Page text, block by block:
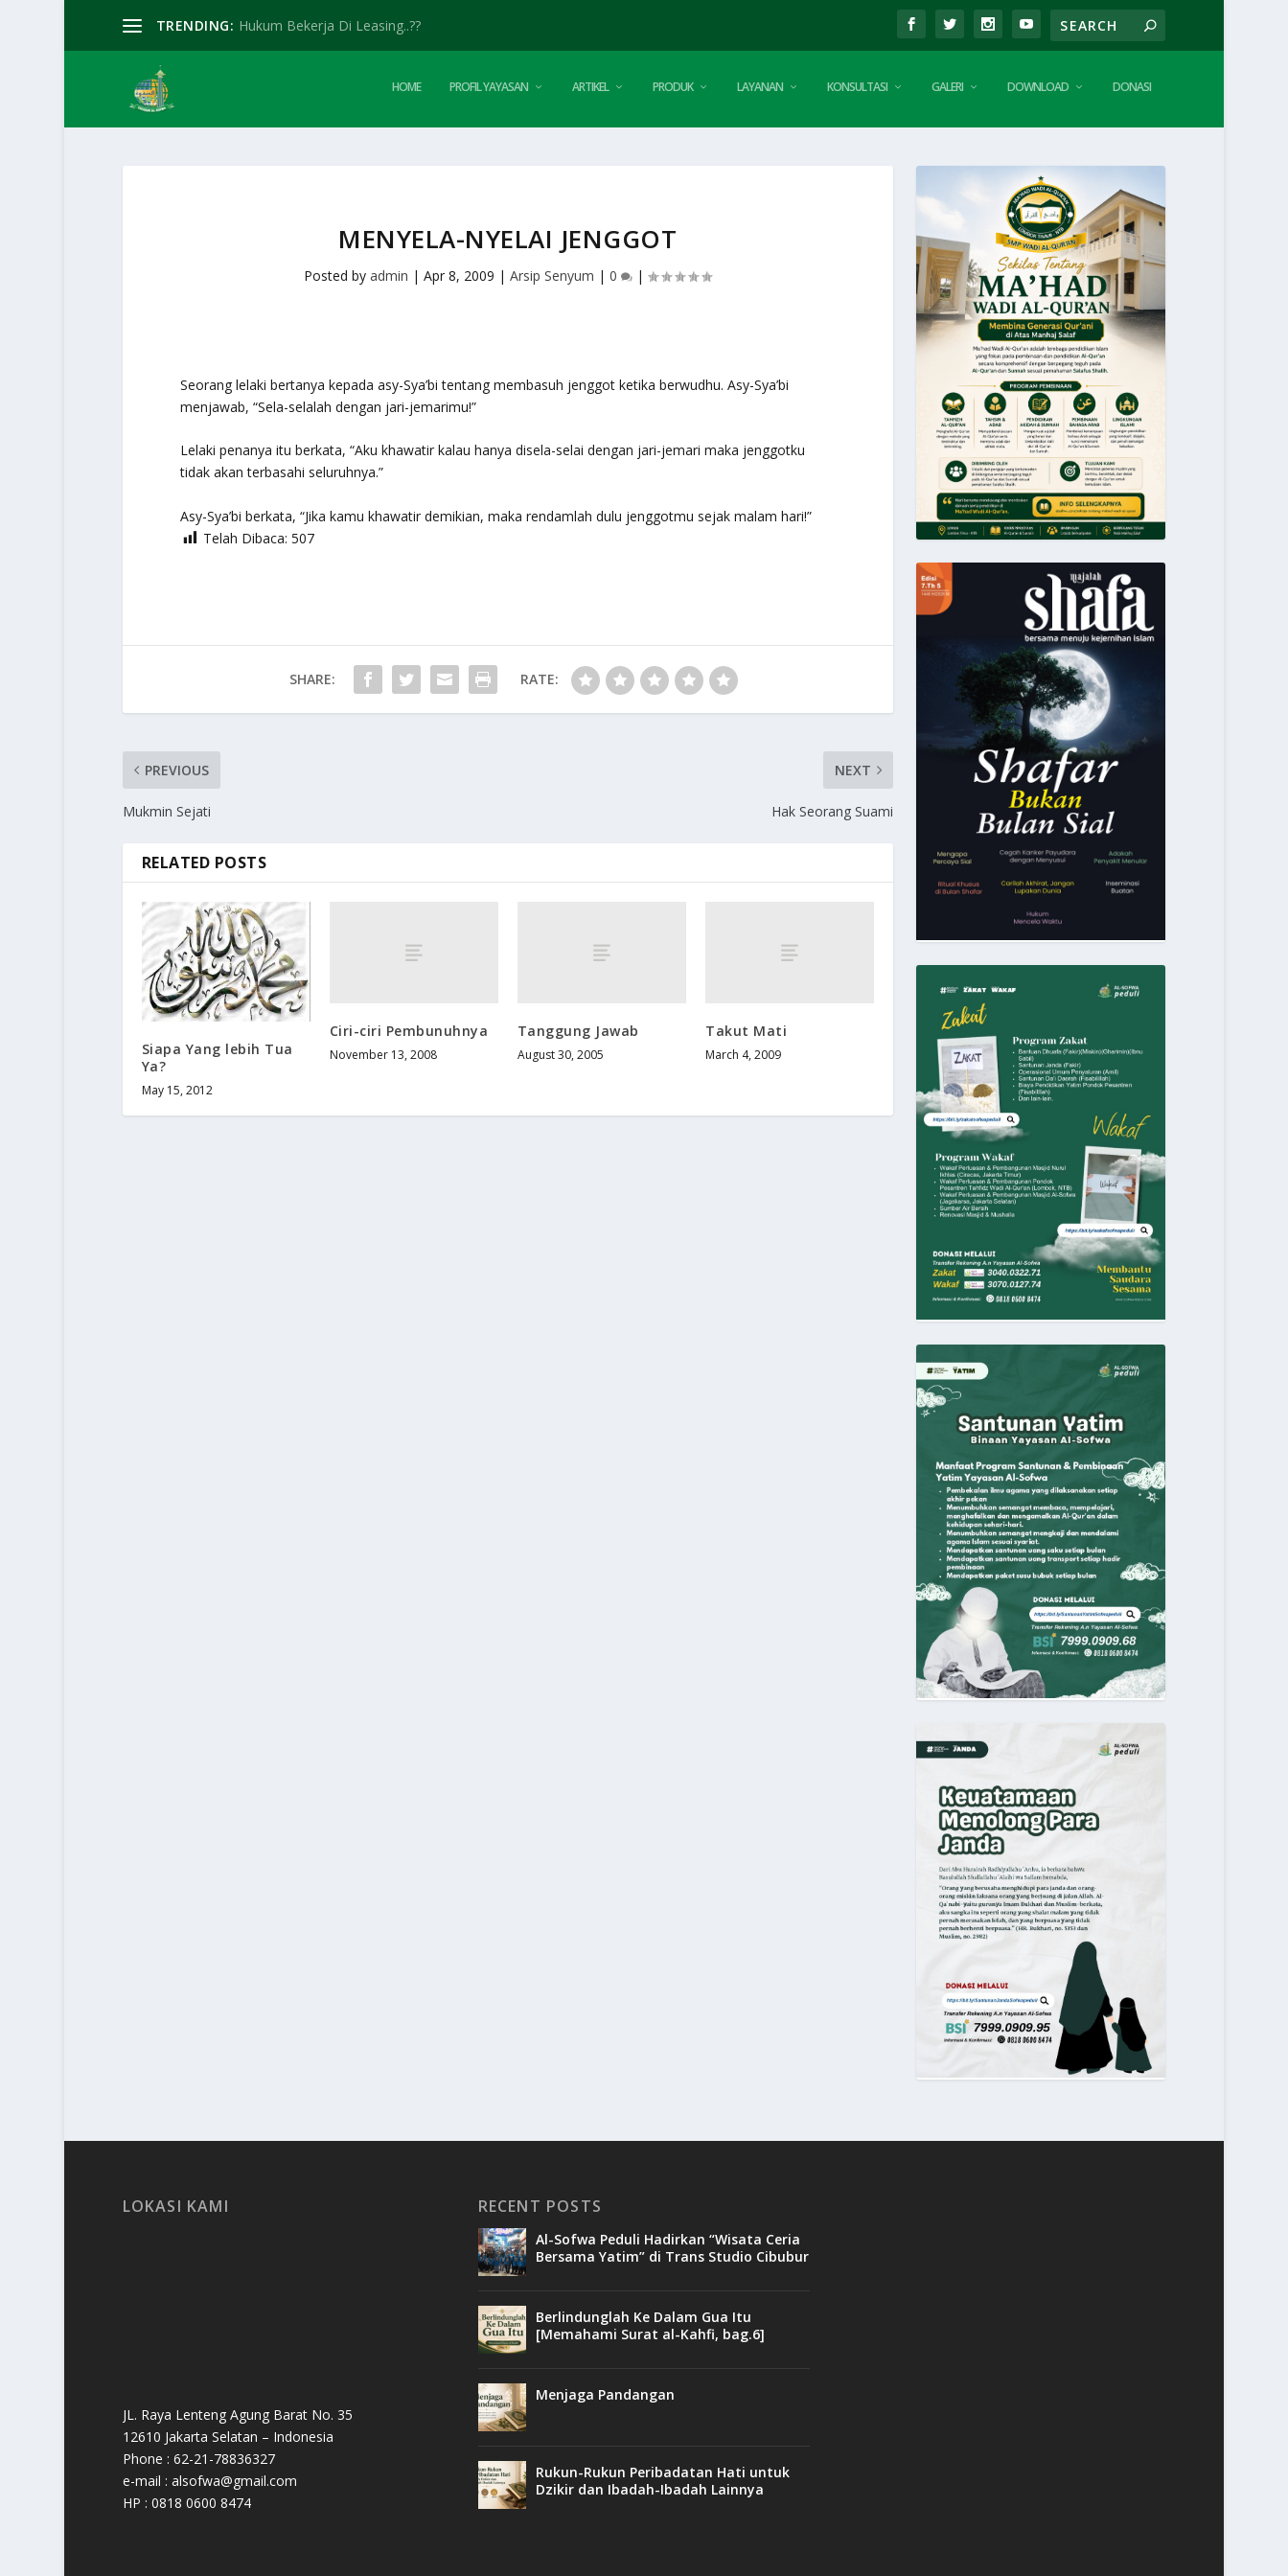
TRENDING: Hukum Bekerja Di Leasing..??
HOME PROFIL YAYASAN ARTIKEL PRODUK LAYANAN KONSULTASI GALERI DOWNLOAD DONASI
MENYELA-NYELAI JENGGOT
Posted byadmin |Apr 8, 2009 |Arsip Senyum |0 |
Seorang lelaki bertanya kepada asy-Sya’bi tentang membasuh jenggot ketika berwudhu. Asy-Sya’bi
menjawab, “Sela-selalah dengan jari-jemarimu!”
Lelaki penanya itu berkata, “Aku khawatir kalau hanya disela-selai dengan jari-jemari maka jenggotku
tidak akan terbasahi seluruhnya.”
Asy-Sya’bi berkata, “Jika kamu khawatir demikian, maka rendamlah dulu jenggotmu sejak malam hari!”
Telah Dibaca: 507
SHARE: RATE:
PREVIOUS
Mukmin Sejati
NEXT
Hak Seorang Suami
RELATED POSTS
Siapa Yang lebih Tua
Ya?
May 15, 2012
Ciri-ciri Pembunuhnya
November 13, 2008
Tanggung Jawab
August 30, 2005
Takut Mati
March 4, 2009
LOKASI KAMI
JL. Raya Lenteng Agung Barat No. 35
12610 Jakarta Selatan – Indonesia
Phone : 62-21-78836327
e-mail : alsofwa@gmail.com
HP : 0818 0600 8474
RECENT POSTS
Al-Sofwa Peduli Hadirkan “Wisata Ceria
Bersama Yatim” di Trans Studio Cibubur
Berlindunglah Ke Dalam Gua Itu
[Memahami Surat al-Kahfi, bag.6]
Menjaga Pandangan
Rukun-Rukun Peribadatan Hati untuk
Dzikir dan Ibadah-Ibadah Lainnya